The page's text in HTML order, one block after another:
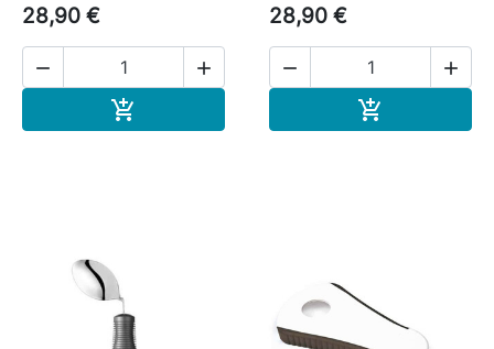
28,90 €
 

28,90 €
 
